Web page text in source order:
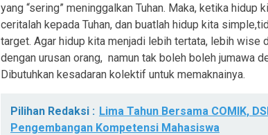
yang “sering” meninggalkan Tuhan. Maka, ketika hidup
ceritalah kepada Tuhan, dan buatlah hidup kita
target. Agar hidup kita menjadi lebih tertata, lebih wise
dengan urusan orang, namun tak boleh boleh jumawa
Dibutuhkan kesadaran kolektif untuk memaknainya.
Pilihan Redaksi : Lima Tahun Bersama COMIK,
Pengembangan Kompetensi Mahasiswa